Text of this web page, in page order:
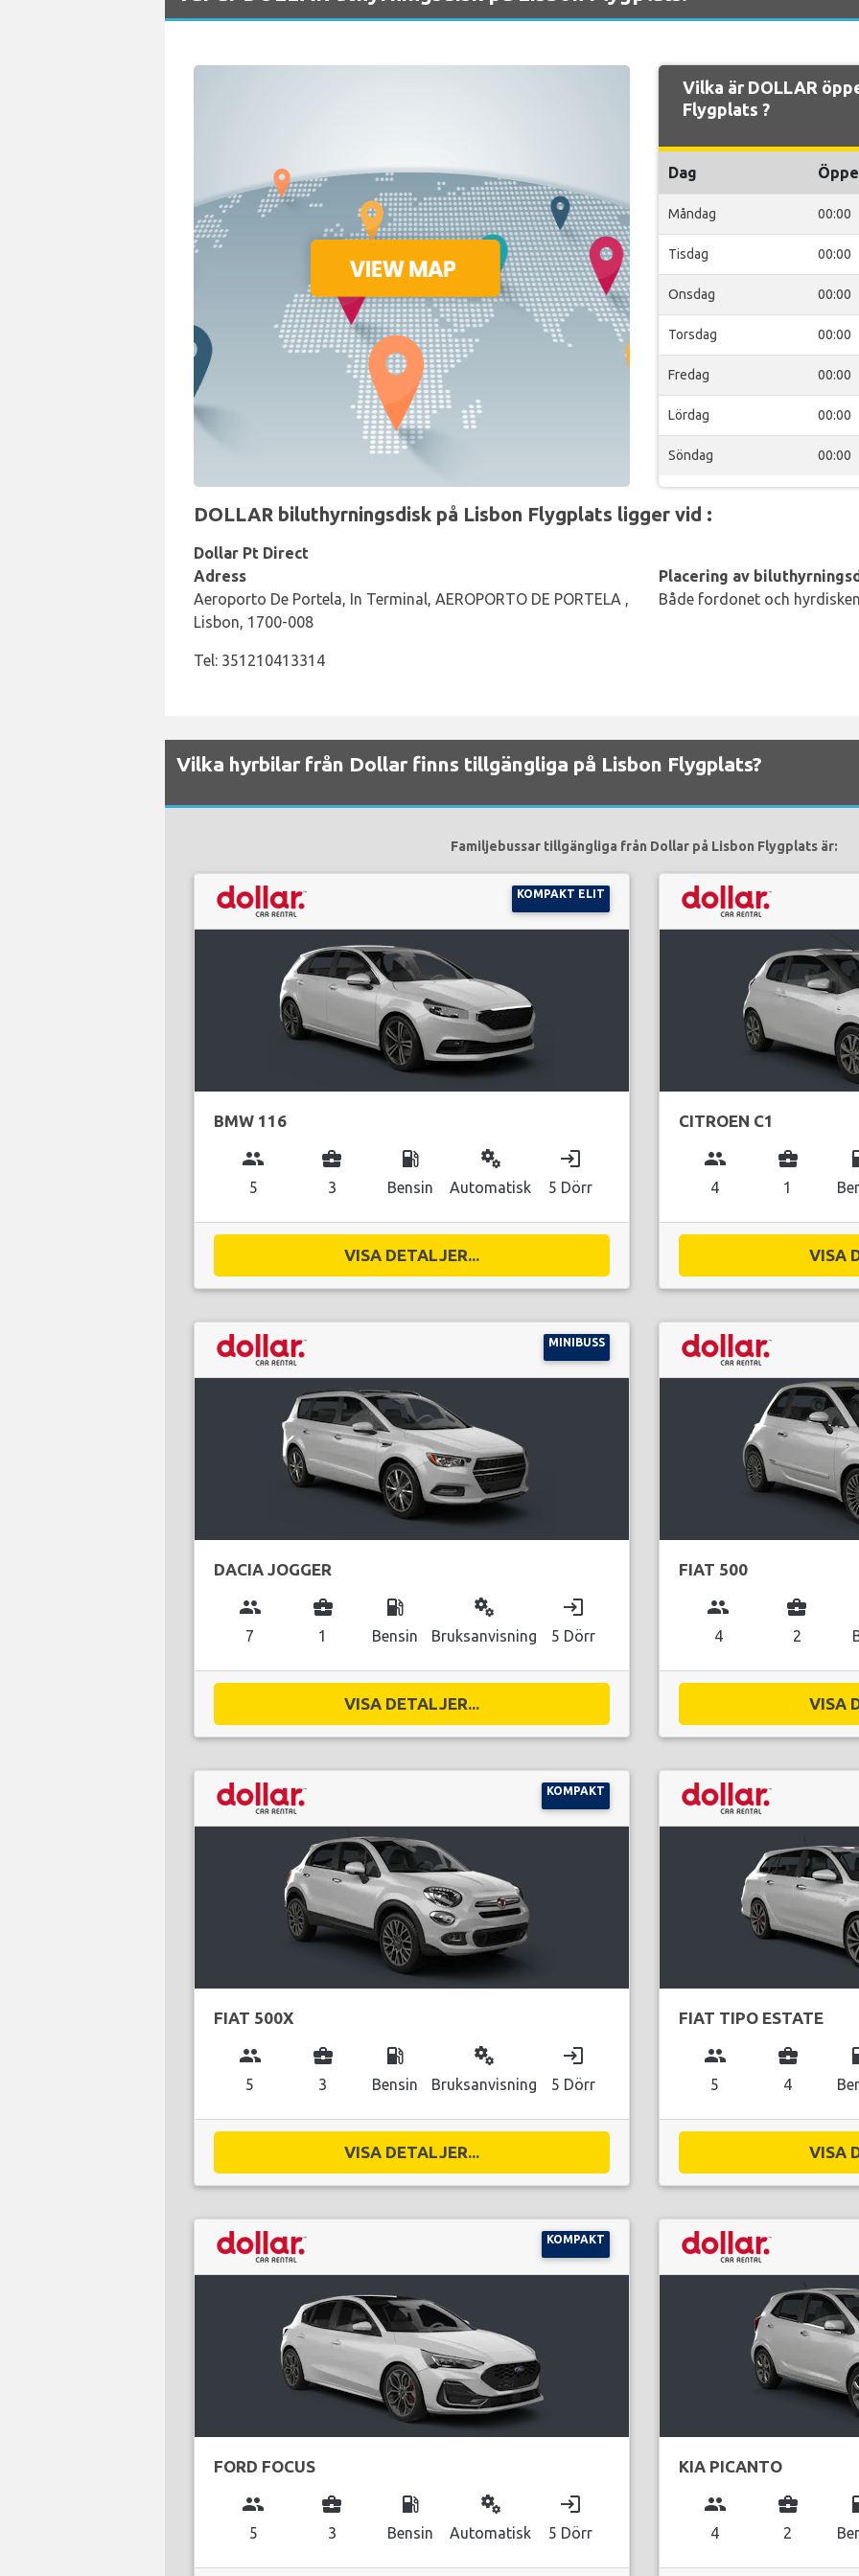
Vilka är DOLLAR
Flygplats ?
Dag
Måndag 00:00
Tisdag 00:00
Onsdag 00:00
Torsdag 00:00
Fredag 00:00
Lördag 00:00
Söndag 00:00
DOLLAR biluthyrningsdisk på Lisbon Flygplats ligger vid :
Dollar Pt Direct
Adress
Aeroporto De Portela, In Terminal, AEROPORTO DE PORTELA ,
Lisbon, 1700-008
Tel: 351210413314
Placering av
Både fordonet och
Vilka hyrbilar från Dollar finns tillgängliga på Lisbon Flygplats?
Familjebussar tillgängliga från Dollar på Lisbon Flygplats är:
KOMPAKT ELIT
BMW 116
group
5
business_center
3
local_gas_station
Bensin
miscellaneous_services
Automatisk
login
5 Dörr
VISA DETALJER...
CITROEN C1
group
4
business_center
1
VISA
MINIBUSS
DACIA JOGGER
group
7
business_center
1
local_gas_station
Bensin
miscellaneous_services
Bruksanvisning
login
5 Dörr
VISA DETALJER...
FIAT 500
group
4
business_center
2
VISA
KOMPAKT
FIAT 500X
group
5
business_center
3
local_gas_station
Bensin
miscellaneous_services
Bruksanvisning
login
5 Dörr
VISA DETALJER...
FIAT TIPO ESTATE
group
5
business_center
4
VISA
KOMPAKT
FORD FOCUS
group
5
business_center
3
local_gas_station
Bensin
miscellaneous_services
Automatisk
login
5 Dörr
KIA PICANTO
group
4
business_center
2